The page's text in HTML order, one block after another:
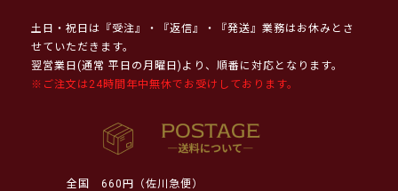
土日・祝日は『受注』・『返信』・『発送』業務はお休みとさ
せていただきます。
翌営業日(通常 平日の月曜日)より、順番に対応となります。
※ご注文は24時間年中無休でお受けしております。
全国
660円（佐川急便）